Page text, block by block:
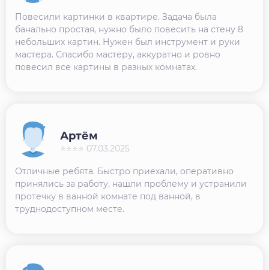
Повесили картинки в квартире. Задача была
банально простая, нужно было повесить на стену 8
небольших картин. Нужен был инструмент и руки
мастера. Спасибо мастеру, аккуратно и ровно
повесил все картины в разных комнатах.
Отличные ребята. Быстро приехали, оперативно
принялись за работу, нашли проблему и устранили
протечку в ванной комнате под ванной, в
труднодоступном месте.
Артём
⭐⭐⭐⭐ 07.03.2025